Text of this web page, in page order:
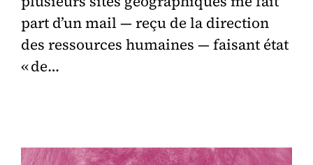
part d’un mail — reçu de la direction
des ressources humaines — faisant état
« de…